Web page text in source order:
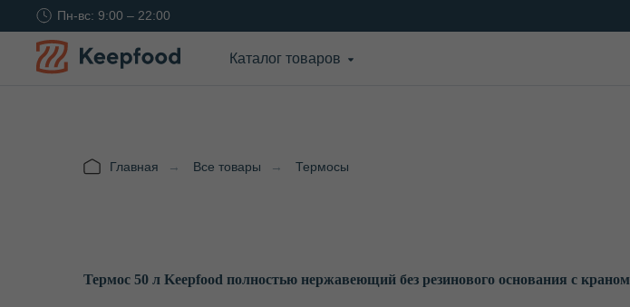
Каталог товаров
Пн-вс: 9:00 – 22:00
Главная → Все товары → Термосы
Термос 50 л Keepfood полностью нержавеющий без резинового основания с краном